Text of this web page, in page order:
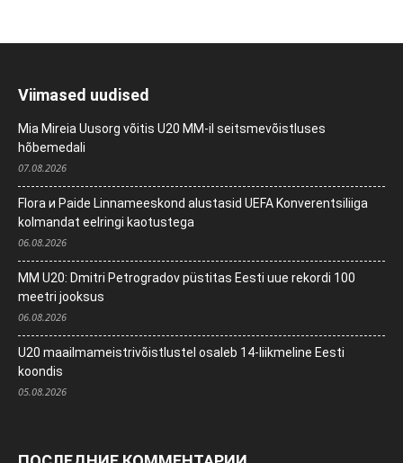
Viimased uudised
Mia Mireia Uusorg võitis U20 MM-il seitsmevõistluses
hõbemedali
07.08.2026
Flora и Paide Linnameeskond alustasid UEFA Konverentsiliiga
kolmandat eelringi kaotustega
06.08.2026
MM U20: Dmitri Petrogradov püstitas Eesti uue rekordi 100
meetri jooksus
06.08.2026
U20 maailmameistrivõistlustel osaleb 14-liikmeline Eesti
koondis
05.08.2026